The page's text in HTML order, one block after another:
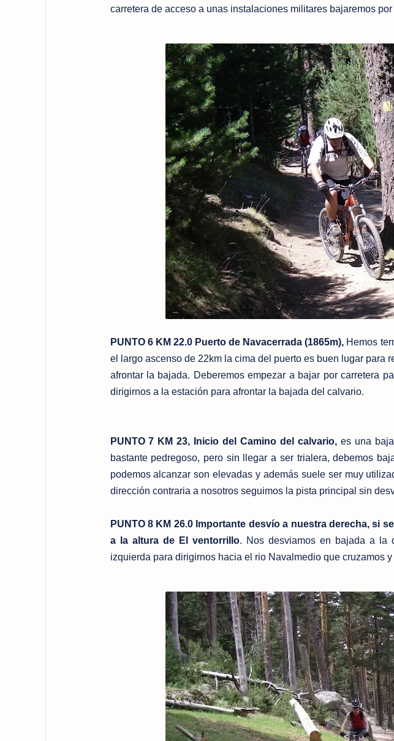
carretera de acceso a unas instalaciones militares bajaremos
PUNTO 6 KM 22.0 Puerto de Navacerrada (1865m), Hemos
el largo ascenso de 22km la cima del puerto es buen lugar para
afrontar la bajada. Deberemos empezar a bajar por carretera
dirigirnos a la estación para afrontar la bajada del calvario.
PUNTO 7 KM 23, Inicio del Camino del calvario, es una
bastante pedregoso, pero sin llegar a ser trialera, debemos
podemos alcanzar son elevadas y además suele ser muy
dirección contraria a nosotros seguimos la pista principal sin
PUNTO 8 KM 26.0 Importante desvío a nuestra derecha, si
a la altura de El ventorrillo. Nos desviamos en bajada a la
izquierda para dirigirnos hacia el rio Navalmedio que cruzamos